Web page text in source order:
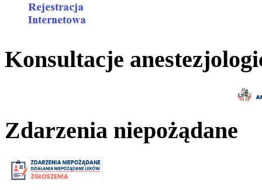
Konsultacje
Zdarzenia niepożądane